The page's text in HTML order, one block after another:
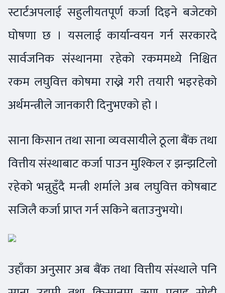
स्टार्टअपलाई सहुलीयतपूर्ण कर्जा दिइने बजेटको
घोषणा छ । यसलाई कार्यान्वयन गर्न सरकारदे
सार्वजनिक संस्थानमा रहेको रकममध्ये निश्चित
रकम लघुवित्त कोषमा राख्ने गरी तयारी भइरहेको
अर्थमन्त्रीले जानकारी दिनुभएको हो ।
साना किसान तथा साना व्यवसायीले ठूला बैंक तथा
वित्तीय संस्थाबाट कर्जा पाउन मुश्किल र झन्झटिलो
रहेको भन्नुहुँदै मन्त्री शर्माले अब लघुवित्त कोषबाट
सजिलै कर्जा प्राप्त गर्न सकिने बताउनुभयो।
उहाँका अनुसार अब बैंक तथा वित्तीय संस्थाले पनि